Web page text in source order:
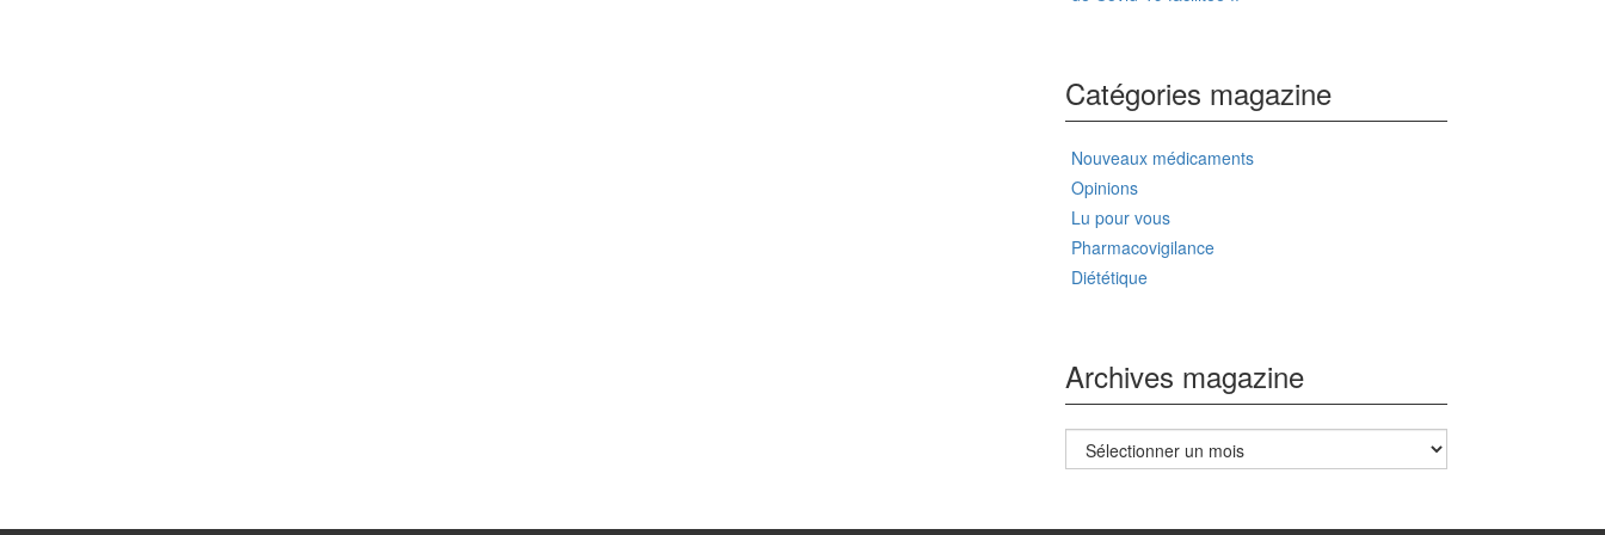
Catégories magazine
Nouveaux médicaments
Opinions
Lu pour vous
Pharmacovigilance
Diététique
Archives magazine
Archives
magazine